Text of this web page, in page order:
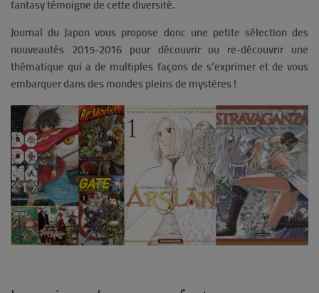
fantasy témoigne de cette diversité.
Journal du Japon vous propose donc une petite sélection des
nouveautés 2015-2016 pour découvrir ou re-découvrir une
thématique qui a de multiples façons de s’exprimer et de vous
embarquer dans des mondes pleins de mystères !